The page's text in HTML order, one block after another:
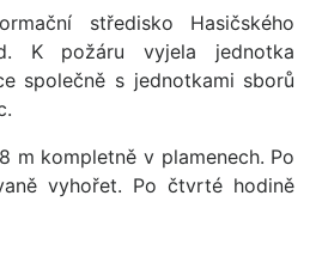
středisko Hasičského
K požáru vyjela jednotka
společně s jednotkami sborů
m kompletně v plamenech. Po
vyhořet. Po čtvrté hodině